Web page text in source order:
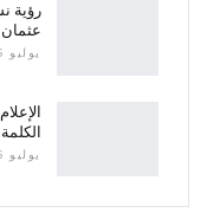
رؤية
عثمان
يوليو 16, 2026
يوليو 16, 2026